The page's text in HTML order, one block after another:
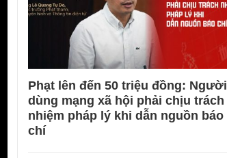
Phạt lên đến 50 triệu đồng: Người
dùng mạng xã hội phải chịu trách
nhiệm pháp lý khi dẫn nguồn báo
chí